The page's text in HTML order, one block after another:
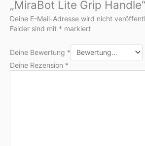
„MiraBot Lite Grip Handle“
Deine E-Mail-Adresse wird nicht
Felder sind mit * markiert
Deine Bewertung *
Deine Rezension *